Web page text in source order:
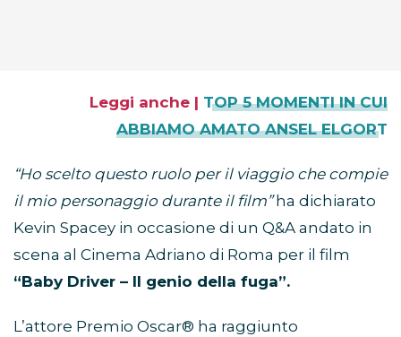
Leggi anche | TOP 5 MOMENTI IN CUI
ABBIAMO AMATO ANSEL ELGORT
“Ho scelto questo ruolo per il viaggio che compie
il mio personaggio durante il film”ha dichiarato
Kevin Spacey in occasione di un Q&A andato in
scena al Cinema Adriano di Roma per il film
“Baby Driver – Il genio della fuga”.
L’attore Premio Oscar® ha raggiunto